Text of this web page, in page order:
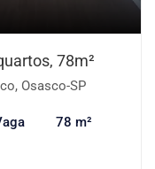
78m²
Osasco-SP
78 m²